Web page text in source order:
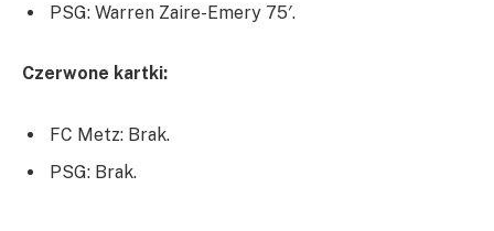
PSG: Warren Zaire-Emery 75′.
Czerwone kartki:
FC Metz: Brak.
PSG: Brak.